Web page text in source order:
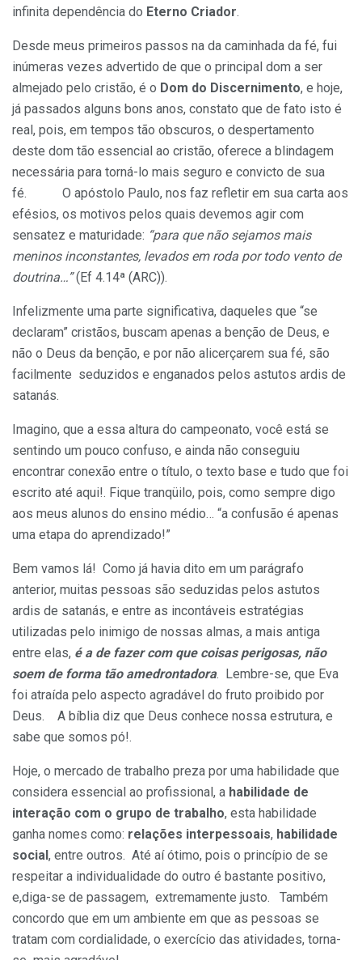
infinita dependência do Eterno Criador.
Desde meus primeiros passos na da caminhada da fé, fui
inúmeras vezes advertido de que o principal dom a ser
almejado pelo cristão, é o Dom do Discernimento, e hoje,
já passados alguns bons anos, constato que de fato isto é
real, pois, em tempos tão obscuros, o despertamento
deste dom tão essencial ao cristão, oferece a blindagem
necessária para torná-lo mais seguro e convicto de sua
fé. O apóstolo Paulo, nos faz refletir em sua carta aos
efésios, os motivos pelos quais devemos agir com
sensatez e maturidade: “para que não sejamos mais
meninos inconstantes, levados em roda por todo vento de
doutrina…”(Ef 4.14ª (ARC)).
Infelizmente uma parte significativa, daqueles que “se
declaram” cristãos, buscam apenas a benção de Deus, e
não o Deus da benção, e por não alicerçarem sua fé, são
facilmente seduzidos e enganados pelos astutos ardis de
satanás.
Imagino, que a essa altura do campeonato, você está se
sentindo um pouco confuso, e ainda não conseguiu
encontrar conexão entre o título, o texto base e tudo que foi
escrito até aqui!. Fique tranqüilo, pois, como sempre digo
aos meus alunos do ensino médio… “a confusão é apenas
uma etapa do aprendizado!”
Bem vamos lá! Como já havia dito em um parágrafo
anterior, muitas pessoas são seduzidas pelos astutos
ardis de satanás, e entre as incontáveis estratégias
utilizadas pelo inimigo de nossas almas, a mais antiga
entre elas, é a de fazer com que coisas perigosas, não
soem de forma tão amedrontadora. Lembre-se, que Eva
foi atraída pelo aspecto agradável do fruto proibido por
Deus. A bíblia diz que Deus conhece nossa estrutura, e
sabe que somos pó!.
Hoje, o mercado de trabalho preza por uma habilidade que
considera essencial ao profissional, a habilidade de
interação com o grupo de trabalho, esta habilidade
ganha nomes como: relações interpessoais, habilidade
social , entre outros. Até aí ótimo, pois o princípio de se
respeitar a individualidade do outro é bastante positivo,
e,diga-se de passagem, extremamente justo. Também
concordo que em um ambiente em que as pessoas se
tratam com cordialidade, o exercício das atividades, torna-